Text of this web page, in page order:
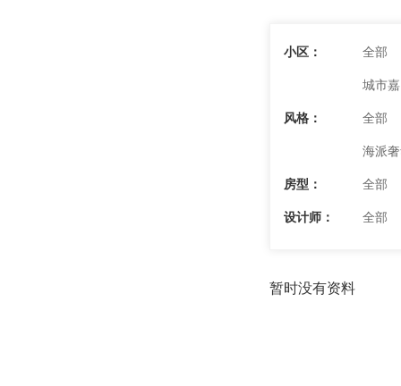
小区：
全部
城市
风格：
全部
海派
房型：
全部
设计师：
全部
暂时没有资料